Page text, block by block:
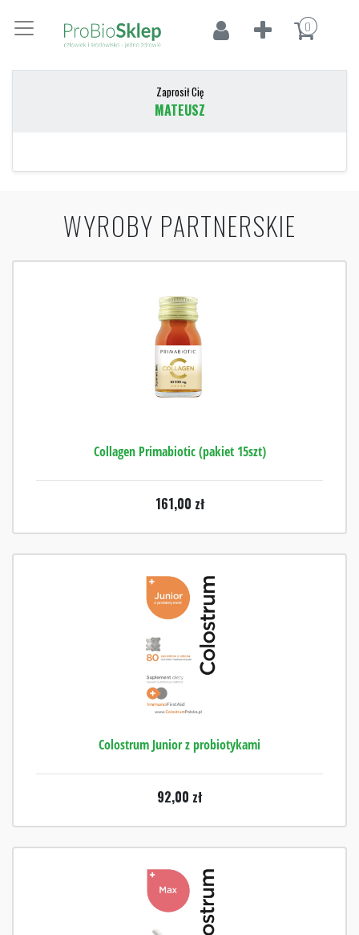
0
Zaprosił Cię
MATEUSZ
WYROBY PARTNERSKIE
Collagen Primabiotic (pakiet 15szt)
161,00 zł
Colostrum Junior z probiotykami
92,00 zł